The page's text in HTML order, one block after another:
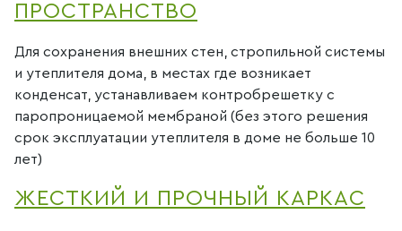
ПРОСТРАНСТВО
Для сохранения внешних стен, стропильной системы
и утеплителя дома, в местах где возникает
конденсат, устанавливаем контробрешетку с
паропроницаемой мембраной (без этого решения
срок эксплуатации утеплителя в доме не больше 10
лет)
ЖЕСТКИЙ И ПРОЧНЫЙ КАРКАС